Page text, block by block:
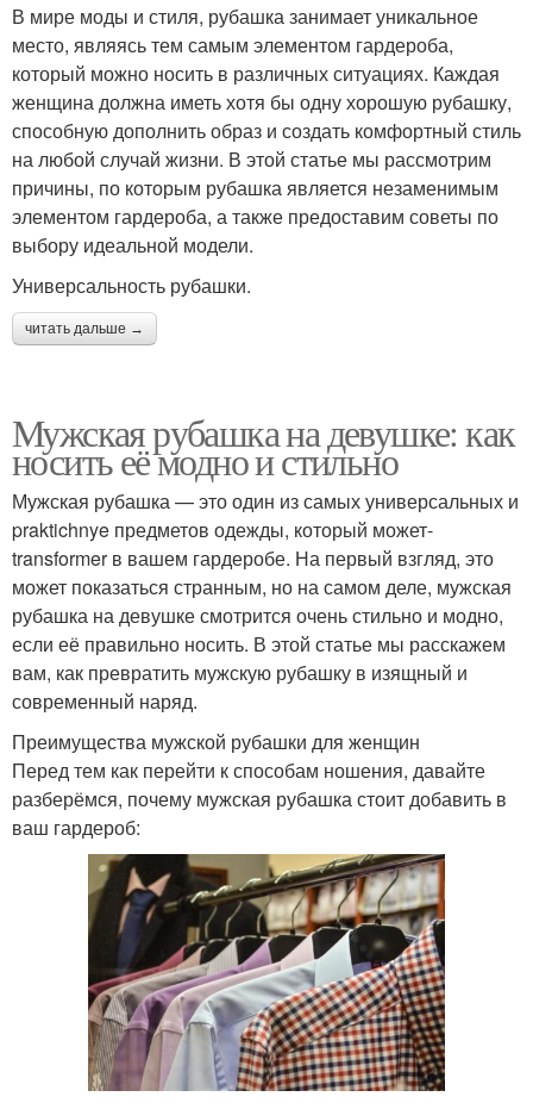
В мире моды и стиля, рубашка занимает уникальное
место, являясь тем самым элементом гардероба,
который можно носить в различных ситуациях. Каждая
женщина должна иметь хотя бы одну хорошую рубашку,
способную дополнить образ и создать комфортный стиль
на любой случай жизни. В этой статье мы рассмотрим
причины, по которым рубашка является незаменимым
элементом гардероба, а также предоставим советы по
выбору идеальной модели.
Универсальность рубашки.
читать дальше →
Мужская рубашка на девушке: как
носить её модно и стильно
Мужская рубашка — это один из самых универсальных и
praktichnye предметов одежды, который может-
transformer в вашем гардеробе. На первый взгляд, это
может показаться странным, но на самом деле, мужская
рубашка на девушке смотрится очень стильно и модно,
если её правильно носить. В этой статье мы расскажем
вам, как превратить мужскую рубашку в изящный и
современный наряд.
Преимущества мужской рубашки для женщин
Перед тем как перейти к способам ношения, давайте
разберёмся, почему мужская рубашка стоит добавить в
ваш гардероб: